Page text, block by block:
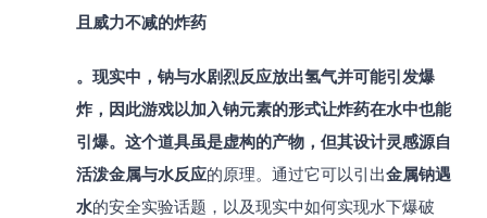
且威力不减的炸药​
。现实中，钠与水剧烈反应放出氢气并可能引发爆
炸，因此游戏以加入钠元素的形式让炸药在水中也能
引爆。这个道具虽是虚构的产物，但其设计灵感源自
活泼金属与水反应的原理。通过它可以引出金属钠遇
水的安全实验话题，以及现实中如何实现水下爆破